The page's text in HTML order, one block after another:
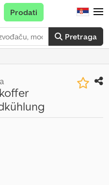
Pretraga
Prodati